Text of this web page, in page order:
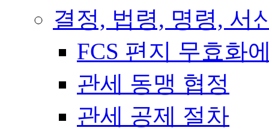
결정, 법령, 명령, 서
FCS 편지 무효화
관세 동맹 협정
관세 공제 절차